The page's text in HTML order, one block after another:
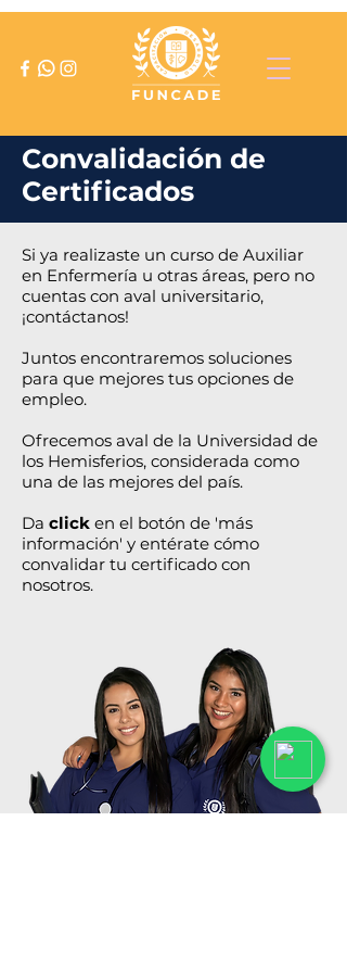
Convalidación de
Certificados
Si ya realizaste un curso de Auxiliar
en Enfermería u otras áreas, pero no
cuentas con aval universitario,
¡contáctanos!
Juntos encontraremos soluciones
para que mejores tus opciones de
empleo.
Ofrecemos aval de la Universidad de
los Hemisferios, considerada como
una de las mejores del país.
Da click en el botón de 'más
información' y entérate cómo
convalidar tu certificado con
nosotros.